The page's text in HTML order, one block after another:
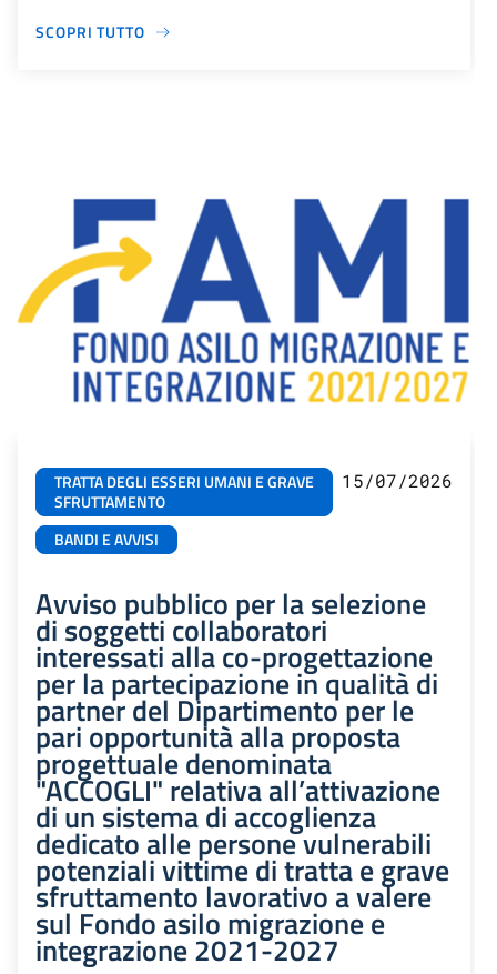
SCOPRI TUTTO
TRATTA DEGLI ESSERI UMANI E GRAVE
SFRUTTAMENTO
BANDI E AVVISI
15/07/2026
Avviso pubblico per la selezione
di soggetti collaboratori
interessati alla co-progettazione
per la partecipazione in qualità di
partner del Dipartimento per le
pari opportunità alla proposta
progettuale denominata
"ACCOGLI" relativa all’attivazione
di un sistema di accoglienza
dedicato alle persone vulnerabili
potenziali vittime di tratta e grave
sfruttamento lavorativo a valere
sul Fondo asilo migrazione e
integrazione 2021-2027